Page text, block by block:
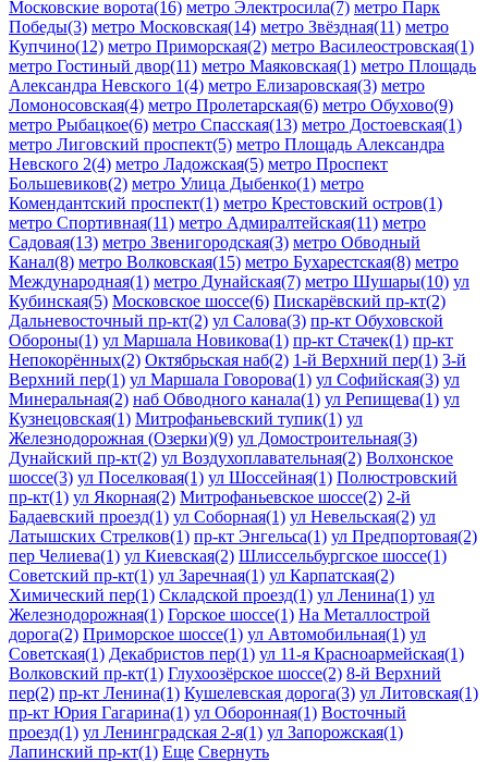
Московские ворота(16) метро Электросила(7) метро Парк
Победы(3) метро Московская(14) метро Звёздная(11) метро
Купчино(12) метро Приморская(2) метро Василеостровская(1)
метро Гостиный двор(11) метро Маяковская(1) метро Площадь
Александра Невского 1(4) метро Елизаровская(3) метро
Ломоносовская(4) метро Пролетарская(6) метро Обухово(9)
метро Рыбацкое(6) метро Спасская(13) метро Достоевская(1)
метро Лиговский проспект(5) метро Площадь Александра
Невского 2(4) метро Ладожская(5) метро Проспект
Большевиков(2) метро Улица Дыбенко(1) метро
Комендантский проспект(1) метро Крестовский остров(1)
метро Спортивная(11) метро Адмиралтейская(11) метро
Садовая(13) метро Звенигородская(3) метро Обводный
Канал(8) метро Волковская(15) метро Бухарестская(8) метро
Международная(1) метро Дунайская(7) метро Шушары(10) ул
Кубинская(5) Московское шоссе(6) Пискарёвский пр-кт(2)
Дальневосточный пр-кт(2) ул Салова(3) пр-кт Обуховской
Обороны(1) ул Маршала Новикова(1) пр-кт Стачек(1) пр-кт
Непокорённых(2) Октябрьская наб(2) 1-й Верхний пер(1) 3-й
Верхний пер(1) ул Маршала Говорова(1) ул Софийская(3) ул
Минеральная(2) наб Обводного канала(1) ул Репищева(1) ул
Кузнецовская(1) Митрофаньевский тупик(1) ул
Железнодорожная (Озерки)(9) ул Домостроительная(3)
Дунайский пр-кт(2) ул Воздухоплавательная(2) Волхонское
шоссе(3) ул Поселковая(1) ул Шоссейная(1) Полюстровский
пр-кт(1) ул Якорная(2) Митрофаньевское шоссе(2) 2-й
Бадаевский проезд(1) ул Соборная(1) ул Невельская(2) ул
Латышских Стрелков(1) пр-кт Энгельса(1) ул Предпортовая(2)
пер Челиева(1) ул Киевская(2) Шлиссельбургское шоссе(1)
Советский пр-кт(1) ул Заречная(1) ул Карпатская(2)
Химический пер(1) Складской проезд(1) ул Ленина(1) ул
Железнодорожная(1) Горское шоссе(1) На Металлострой
дорога(2) Приморское шоссе(1) ул Автомобильная(1) ул
Советская(1) Декабристов пер(1) ул 11-я Красноармейская(1)
Волковский пр-кт(1) Глухоозёрское шоссе(2) 8-й Верхний
пер(2) пр-кт Ленина(1) Кушелевская дорога(3) ул Литовская(1)
пр-кт Юрия Гагарина(1) ул Оборонная(1) Восточный
проезд(1) ул Ленинградская 2-я(1) ул Запорожская(1)
Лапинский пр-кт(1) Еще Свернуть